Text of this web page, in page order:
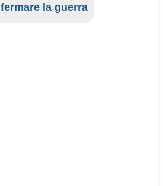
fermare la guerra